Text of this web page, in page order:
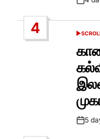
Post
4
POSTED
Post
5